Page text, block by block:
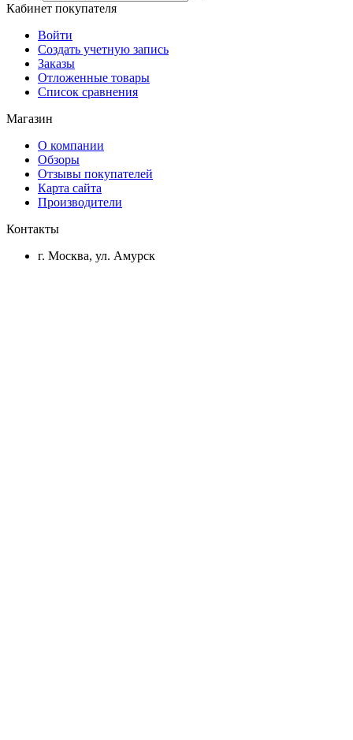
Кабинет покупателя
Войти
Создать учетную запись
Заказы
Отложенные товары
Список сравнения
Магазин
О компании
Обзоры
Отзывы покупателей
Карта сайта
Производители
Контакты
г. Москва, ул. Амурск